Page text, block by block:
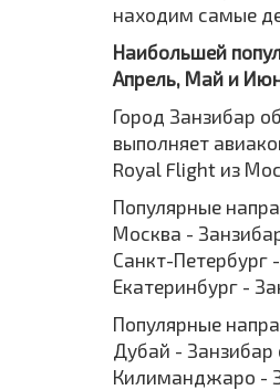
находим самые
Наибольшей
Апрель, Май и
Город Занзибар
выполняет
Royal Flight из
Популярные
Москва -
Санкт-Петербург
Екатеринбург -
Популярные
Дубай - Занзибар
Килиманджаро -